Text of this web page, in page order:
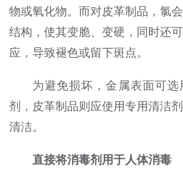
物或氧化物。而对皮革制品，氯
结构，使其变脆、变硬，同时还
应，导致褪色或留下斑点。
为避免损坏，金属表面可选
剂，皮革制品则应使用专用清洁
清洁。
直接将消毒剂用于人体消毒